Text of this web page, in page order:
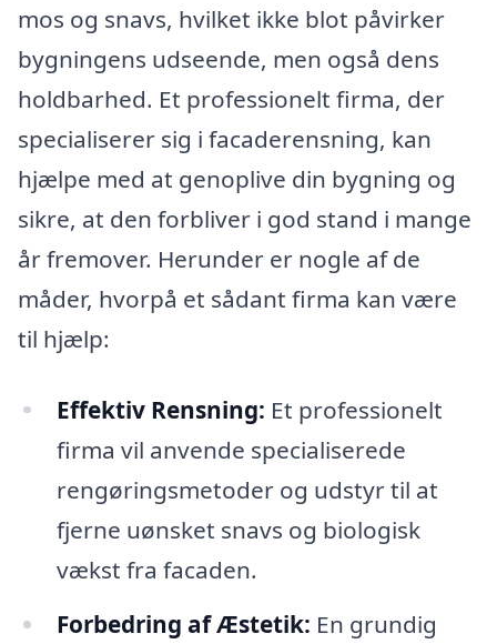
mos og snavs, hvilket ikke blot påvirker
bygningens udseende, men også dens
holdbarhed. Et professionelt firma, der
specialiserer sig i facaderensning, kan
hjælpe med at genoplive din bygning og
sikre, at den forbliver i god stand i mange
år fremover. Herunder er nogle af de
måder, hvorpå et sådant firma kan være
til hjælp:
Effektiv Rensning: Et professionelt
firma vil anvende specialiserede
rengøringsmetoder og udstyr til at
fjerne uønsket snavs og biologisk
vækst fra facaden.
Forbedring af Æstetik: En grundig